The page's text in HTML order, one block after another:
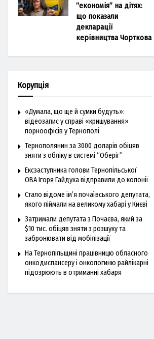
“економія” на дітях:
що показали
декларації
керівництва Чорткова
Корупція
«Думала, що ще й сумки будуть»:
відеозапис у справі «кришування»
порноофісів у Тернополі
Тернополянин за 3000 доларів обіцяв
зняти з обліку в системі “Оберіг”
Ексзаступника голови Тернопільської
ОВА Ігоря Гайдука відправили до колонії
Стало відоме ім’я почаївського депутата,
якого піймали на великому хабарі у Києві
Затримали депутата з Почаєва, який за
$10 тис. обіцяв зняти з розшуку та
забронювати від мобілізації
На Тернопільщині працівницю обласного
онкодиспансеру і онкологиню райлікарні
підозрюють в отриманні хабаря